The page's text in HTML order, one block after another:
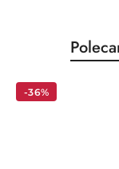
Pomiń
o
-36%